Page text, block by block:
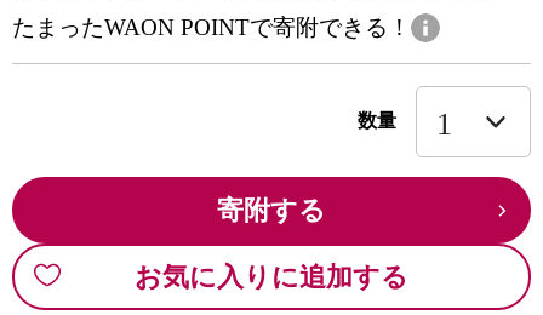
たまったWAON POINTで寄附できる！
数量
寄附する
お気に入りに追加する